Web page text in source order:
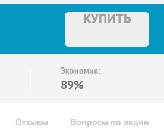
КУПИТЬ
Экономия:
89%
Отзывы Вопросы по акции